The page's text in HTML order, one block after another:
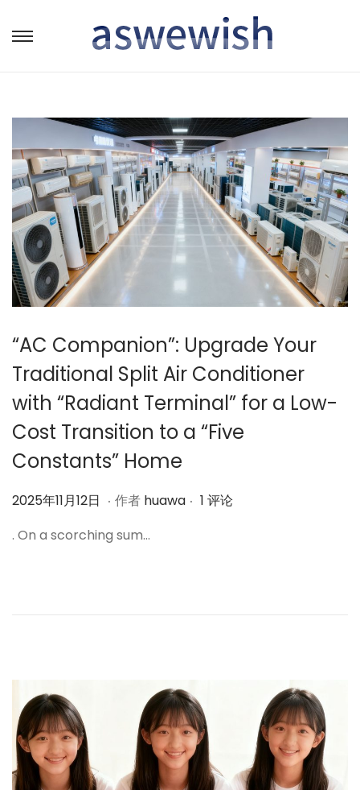
转
航
跳
容
“AC Companion”: Upgrade Your
Traditional Split Air Conditioner
with “Radiant Terminal” for a Low-
Cost Transition to a “Five
Constants” Home
作
2025年11月12日 2
2
. 作者 huawa . 1 评论
. On a scorching sum…